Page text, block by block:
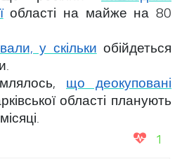
області на майже на 80
у скільки обійдеться
що деокуповані
області планують
1